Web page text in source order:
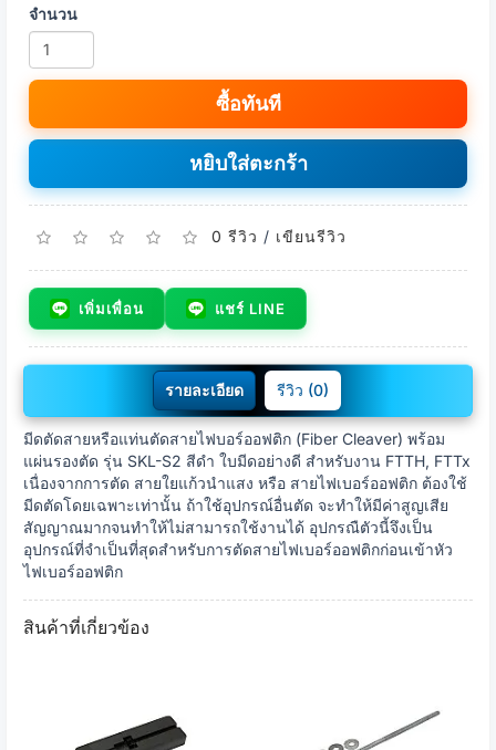
จำนวน
ซื้อทันที
หยิบใส่ตะกร้า
0 รีวิว / เขียนรีวิว
เพิ่มเพื่อน แชร์ LINE
รายละเอียด รีวิว (0)
มีดตัดสายหรือแท่นตัดสายไฟบอร์ออฟติก (Fiber Cleaver) พร้อม
แผ่นรองตัด รุ่น SKL-S2 สีดำ ใบมีดอย่างดี สำหรับงาน FTTH, FTTx
เนื่องจากการตัด สายใยแก้วนำแสง หรือ สายไฟเบอร์ออฟติก ต้องใช้
มีดตัดโดยเฉพาะเท่านั้น ถ้าใช้อุปกรณ์อื่นตัด จะทำให้มีค่าสูญเสีย
สัญญาณมากจนทำให้ไม่สามารถใช้งานได้ อุปกรณืตัวนี้จึงเป็น
อุปกรณ์ที่จำเป็นที่สุดสำหรับการตัดสายไฟเบอร์ออฟติกก่อนเข้าหัว
ไฟเบอร์ออฟติก
สินค้าที่เกี่ยวข้อง